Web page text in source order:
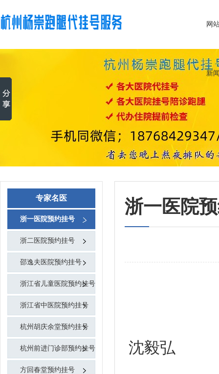
网
新
专家名医
浙一医院预约挂号
浙二医院预约挂号
邵逸夫医院预约挂号
浙江省儿童医院预约挂号
浙江省中医院预约挂号
杭州胡庆余堂预约挂号
杭州前进门诊部预约挂号
方回春堂预约挂号
浙一医院